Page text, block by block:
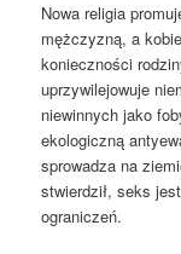
Nowa religia
mężczyzną, a
konieczności
uprzywilejowuje
niewinnych jako
ekologiczną
sprowadza na
stwierdził, seks
ograniczeń.